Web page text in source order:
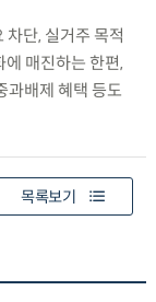
단, 실거주 목적
에 매진하는 한편,
과배제 혜택 등도
목록보기